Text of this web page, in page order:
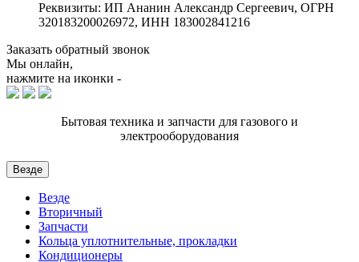
Реквизиты: ИП Ананин Александр Сергеевич, ОГРН
320183200026972, ИНН 183002841216
Заказать обратный звонок
Мы онлайн,
нажмите на иконки -
Бытовая техника и запчасти для газового и
электрооборудования
Везде
Везде
Вторичный
Запчасти
Кольца уплотнительные, прокладки
Кондиционеры